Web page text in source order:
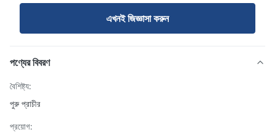
এখনই জিজ্ঞাসা করুন
পণ্যের বিবরণ
বৈশিষ্ট্য:
পুরু প্রাচীর
প্রয়োগ: